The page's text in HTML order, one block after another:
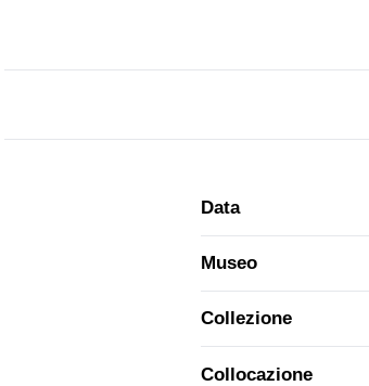
Data
Museo
Collezione
Collocazione